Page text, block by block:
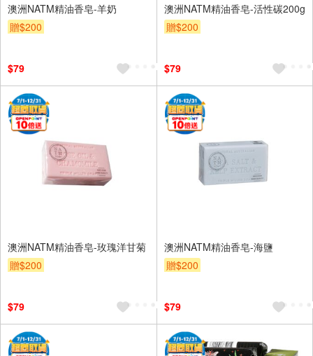
澳洲NATM精油香皂-羊奶
贈$200
$79
澳洲NATM精油香皂-活性碳200g
贈$200
$79
澳洲NATM精油香皂-玫瑰洋甘菊
贈$200
$79
澳洲NATM精油香皂-海鹽
贈$200
$79